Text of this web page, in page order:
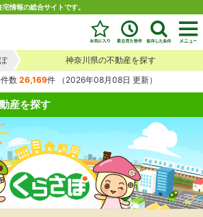
情報の総合サイトです。
神奈川県の不動産を探す
数 26,169件 （2026年08月08日 更新）
産を探す